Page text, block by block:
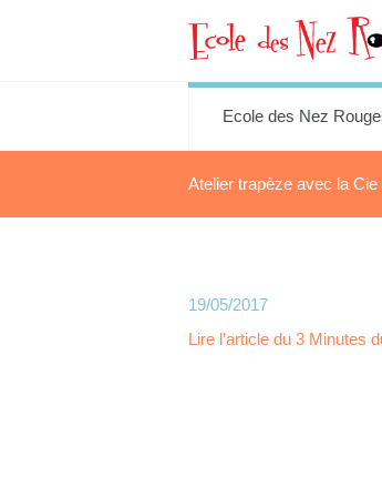
Ecole des Nez
Atelier trapèze avec la Cie
19/05/2017
Lire l’article du 3 Minutes